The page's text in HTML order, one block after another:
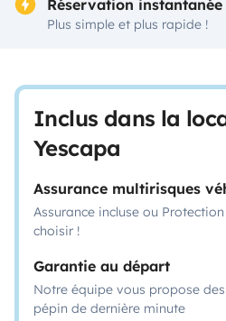
Réservation instantanée
Plus simple et plus rapide !
Inclus dans la
Yescapa
Assurance multirisques
Assurance incluse ou
choisir !
Garantie au départ
Notre équipe vous propose
pépin de dernière minute